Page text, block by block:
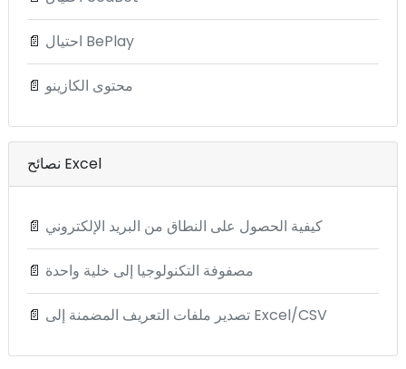
📄 احتيال BePlay
📄 محتوى الكازينو
نصائح Excel
📄 كيفية الحصول على النطاق من البريد الإلكتروني
📄 مصفوفة التكنولوجيا إلى خلية واحدة
📄 تصدير ملفات التعريف المضمنة إلى Excel/CSV